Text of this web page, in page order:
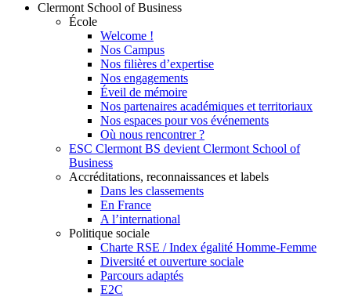
Clermont School of Business
École
Welcome !
Nos Campus
Nos filières d’expertise
Nos engagements
Éveil de mémoire
Nos partenaires académiques et territoriaux
Nos espaces pour vos événements
Où nous rencontrer ?
ESC Clermont BS devient Clermont School of
Business
Accréditations, reconnaissances et labels
Dans les classements
En France
A l’international
Politique sociale
Charte RSE / Index égalité Homme-Femme
Diversité et ouverture sociale
Parcours adaptés
E2C